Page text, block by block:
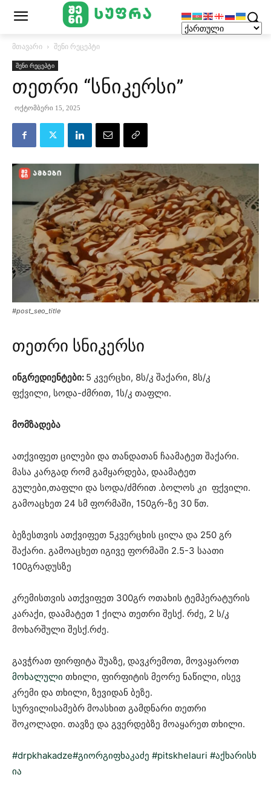
მთავარი შენი რეცეპტი
შენი რეცეპტი
თეთრი “სნიკერსი”
ოქტომბერი 15, 2025
#post_seo_title
თეთრი სნიკერსი
ინგრედიენტები: 5 კვერცხი, 8ს/კ შაქარი, 8ს/კ
ფქვილი, სოდა-ძმრით, 1ს/კ თაფლი.
მომზადება
ათქვიფეთ ცილები და თანდათან ჩაამატეთ შაქარი.
მასა კარგად რომ გამყარდება, დაამატეთ
გულები,თაფლი და სოდა/ძმრით .ბოლოს კი ფქვილი.
გამოაცხეთ 24 სმ ფორმაში, 150გრ-ზე 30 წთ.
ბეზესთვის ათქვიფეთ 5კვერცხის ცილა და 250 გრ
შაქარი. გამოაცხეთ იგივე ფორმაში 2.5-3 საათი
100გრადუსზე
კრემისთვის ათქვიფეთ 300გრ ოთახის ტემპერატურის
კარაქი, დაამატეთ 1 ქილა თეთრი შესქ. რძე, 2 ს/კ
მოხარშული შესქ.რძე.
გავჭრათ ფირფიტა შუაზე, დავკრემოთ, მოვაყაროთ
მოხალული თხილი, ფირფიტის მეორე ნაწილი, ისევ
კრემი და თხილი, ზევიდან ბეზე.
სურვილისამებრ მოასხით გამდნარი თეთრი
შოკოლადი. თავზე და გვერდებზე მოაყარეთ თხილი.
#drpkhakadze#გიორგიფხაკაძე #pitskhelauri #აქხარისხ
ია